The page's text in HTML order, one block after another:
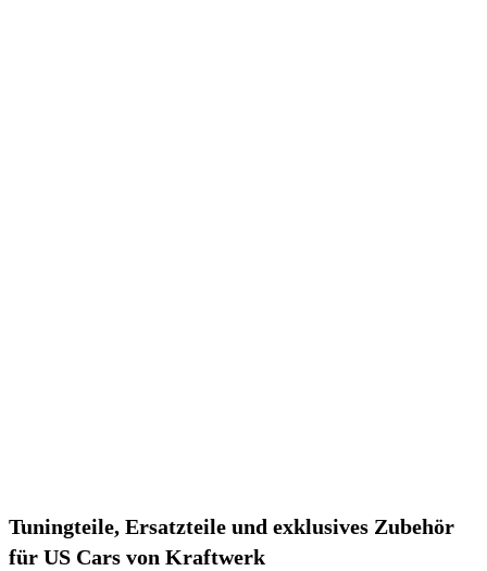
Tuningteile, Ersatzteile und exklusives Zubehör
für US Cars von Kraftwerk